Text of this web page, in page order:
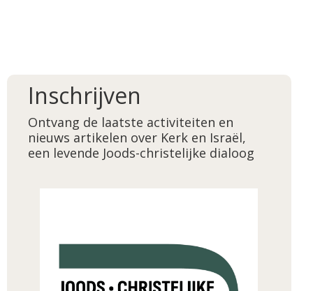
Inschrijven
Ontvang de laatste activiteiten en
nieuws artikelen over Kerk en Israël,
een levende Joods-christelijke dialoog